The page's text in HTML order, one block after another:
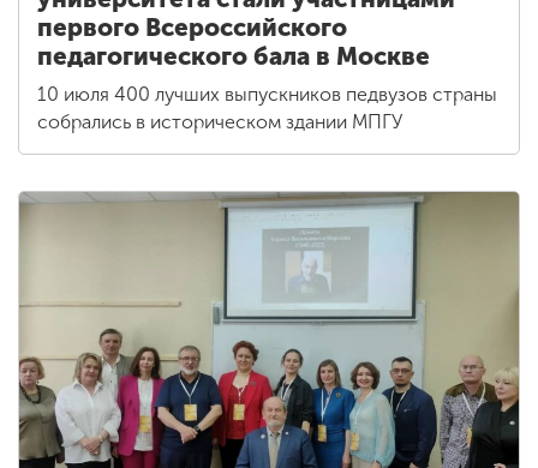
первого Всероссийского
педагогического бала в Москве
10 июля 400 лучших выпускников педвузов страны
собрались в историческом здании МПГУ